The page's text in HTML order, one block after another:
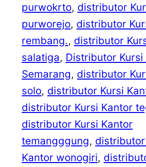
purwokrto, distributor
purworejo, distributor
rembang., distributor
salatiga, Distributor Kursi
Semarang, distributor
solo, distributor Kursi
distributor Kursi Kantor
distributor Kursi Kantor
temangggung,
Kantor wonogiri,